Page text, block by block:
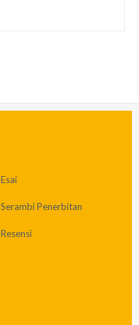
Esai
Serambi Penerbitan
Resensi